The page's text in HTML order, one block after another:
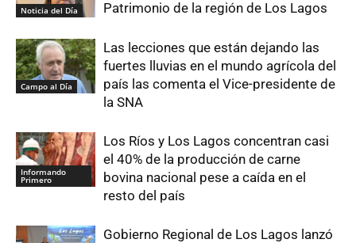
Noticia del Día Patrimonio de la región de Los Lagos
Campo al Día
Las lecciones que están dejando las
fuertes lluvias en el mundo agrícola del
país las comenta el Vice-presidente de
la SNA
Informando
Primero
Los Ríos y Los Lagos concentran casi
el 40% de la producción de carne
bovina nacional pese a caída en el
resto del país
Gobierno Regional de Los Lagos lanzó